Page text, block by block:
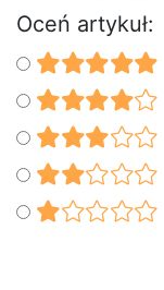
Oceń artykuł: